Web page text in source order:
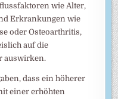
wie Alter,
Erkrankungen wie
oder Osteoarthritis,
auf die
auswirken.
dass ein höherer
einer erhöhten